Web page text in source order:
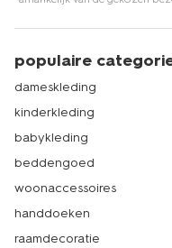
populaire
dameskleding
kinderkleding
babykleding
beddengoed
woonaccessoires
handdoeken
raamdecoratie